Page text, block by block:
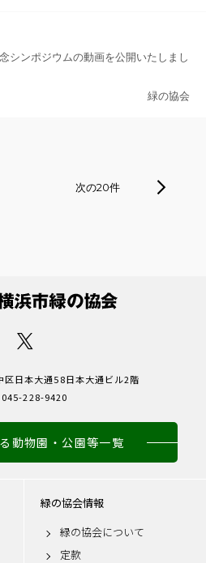
シンポジウムの動画を公開いたしまし
緑の協会
次の20件
日本大通58日本大通ビル2階
045-228-9420
動物園・公園等一覧
緑の協会情報
緑の協会について
定款